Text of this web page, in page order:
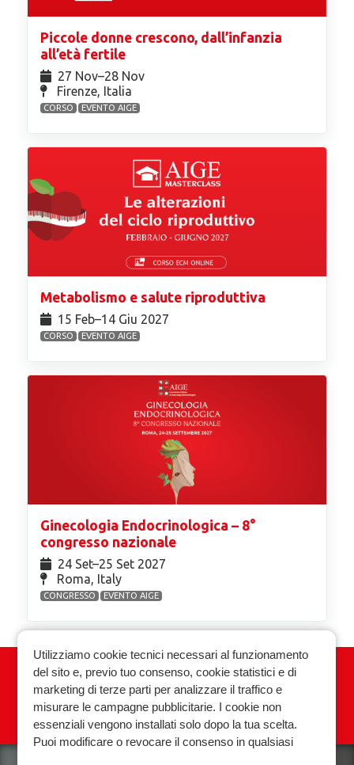
Piccole donne crescono, dall’infanzia
all’età fertile
27 Nov⁠–28 Nov
Firenze, Italia
CORSO EVENTO AIGE
Metabolismo e salute riproduttiva
15 Feb⁠–14 Giu 2027
CORSO EVENTO AIGE
Ginecologia Endocrinologica – 8°
congresso nazionale
24 Set⁠–25 Set 2027
Roma, Italy
CONGRESSO EVENTO AIGE
Associazione Italiana Ginecologia
Endocrinologica
Privacy policy Cookie policy
Utilizziamo cookie tecnici necessari al funzionamento
del sito e, previo tuo consenso, cookie statistici e di
marketing di terze parti per analizzare il traffico e
misurare le campagne pubblicitarie. I cookie non
essenziali vengono installati solo dopo la tua scelta.
Puoi modificare o revocare il consenso in qualsiasi